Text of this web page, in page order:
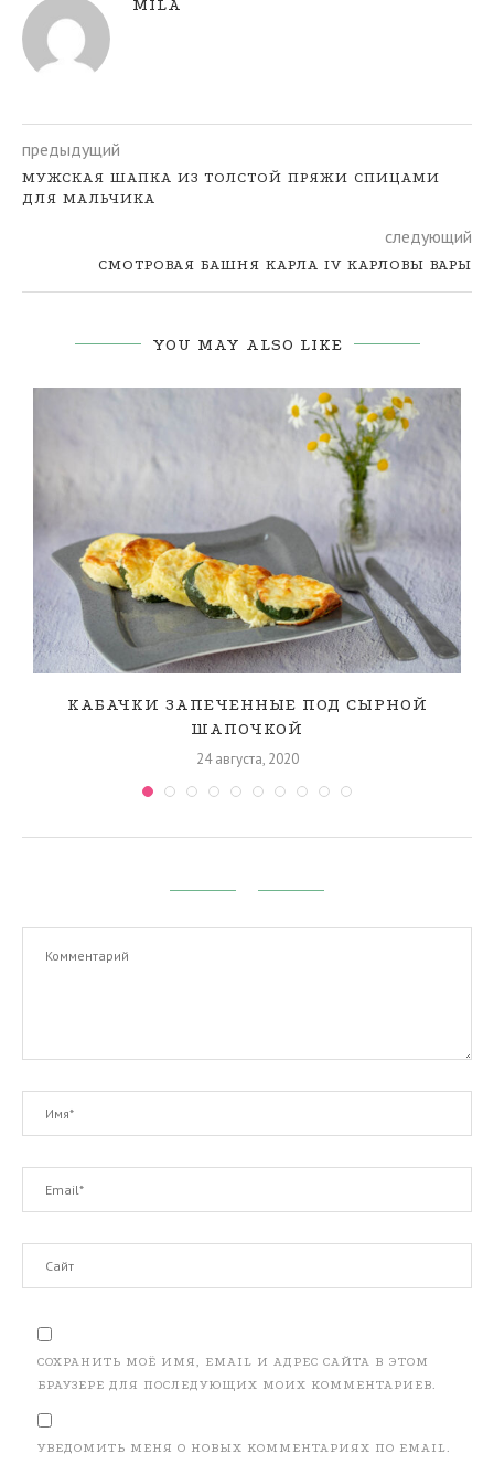
MILA
предыдущий
МУЖСКАЯ ШАПКА ИЗ ТОЛСТОЙ ПРЯЖИ СПИЦАМИ
ДЛЯ МАЛЬЧИКА
следующий
СМОТРОВАЯ БАШНЯ КАРЛА IV КАРЛОВЫ ВАРЫ
YOU MAY ALSO LIKE
КАБАЧКИ ЗАПЕЧЕННЫЕ ПОД СЫРНОЙ
ШАПОЧКОЙ
24 августа, 2020
СОХРАНИТЬ МОЁ ИМЯ, EMAIL И АДРЕС САЙТА В ЭТОМ
БРАУЗЕРЕ ДЛЯ ПОСЛЕДУЮЩИХ МОИХ КОММЕНТАРИЕВ.
УВЕДОМИТЬ МЕНЯ О НОВЫХ КОММЕНТАРИЯХ ПО EMAIL.